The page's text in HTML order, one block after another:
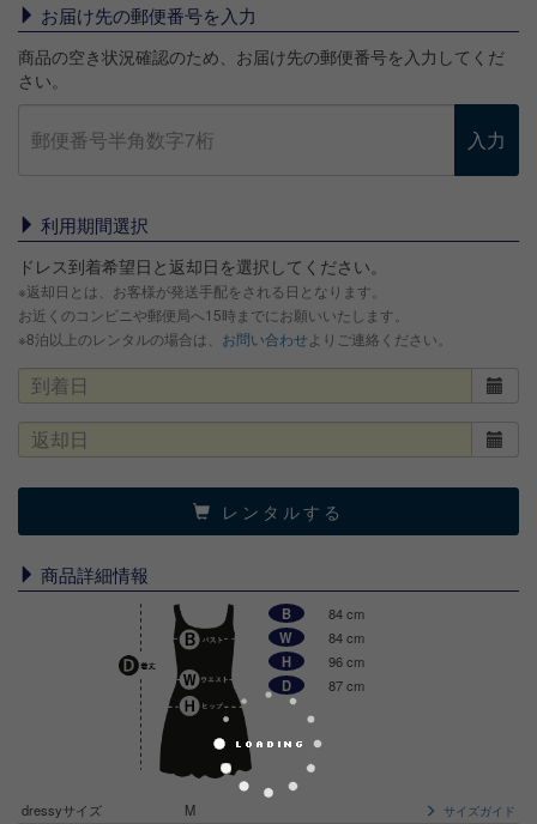
お届け先の郵便番号を入力
商品の空き状況確認のため、お届け先の郵便番号を入力してくだ
さい。
入力
利用期間選択
ドレス到着希望日と返却日を選択してください。
※返却日とは、お客様が発送手配をされる日となります。
お近くのコンビニや郵便局へ15時までにお願いいたします。
※8泊以上のレンタルの場合は、 お問い合わせ よりご連絡ください。
レンタルする
商品詳細情報
B
84 cm
W
84 cm
H
96 cm
D
87 cm
dressyサイズ M サイズガイド